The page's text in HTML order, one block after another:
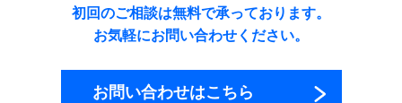
初回のご相談は無料で承っております。
お気軽にお問い合わせください。
お問い合わせはこちら